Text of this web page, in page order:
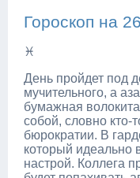
Гороскоп на
♓
День пройдет под
мучительного, а
бумажная
собой, словно кто-
бюрократии. В
который идеально
настрой. Коллега